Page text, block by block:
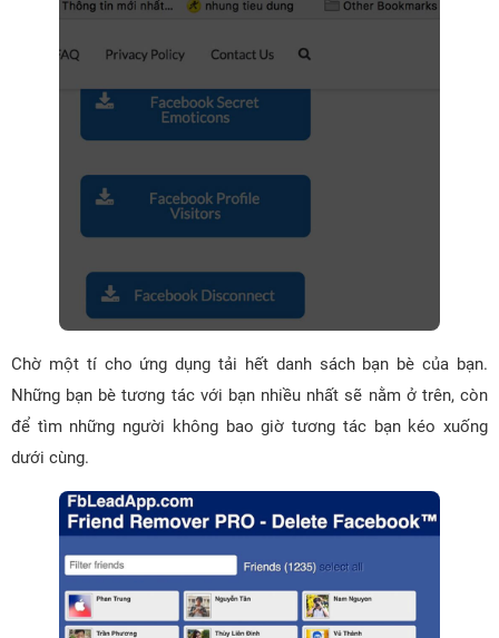
Chờ một tí cho ứng dụng tải hết danh sách bạn bè của bạn.
Những bạn bè tương tác với bạn nhiều nhất sẽ nằm ở trên, còn
để tìm những người không bao giờ tương tác bạn kéo xuống
dưới cùng.